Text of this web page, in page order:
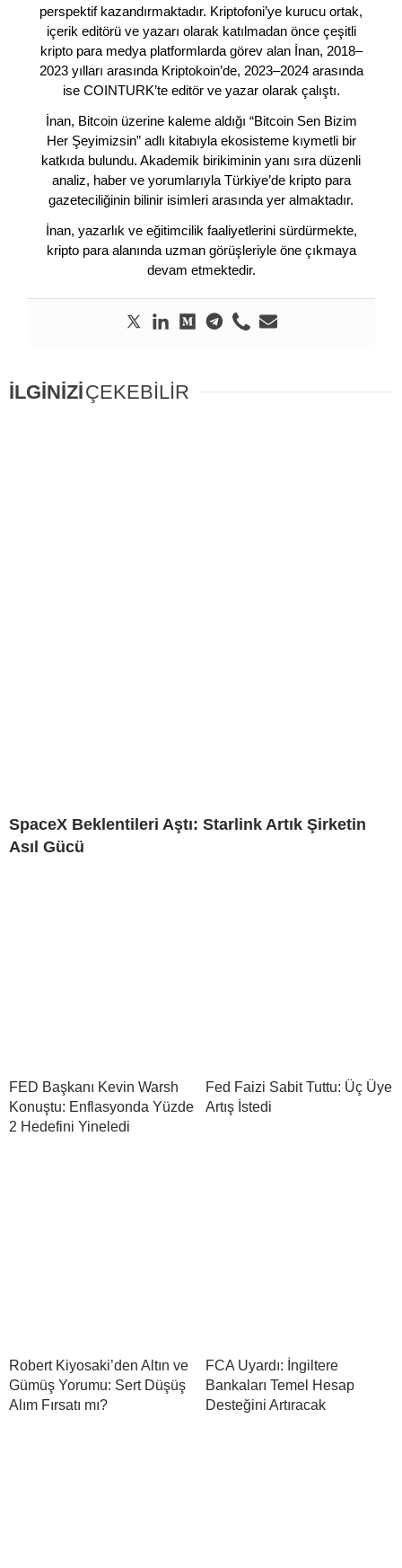
perspektif kazandırmaktadır. Kriptofoni’ye kurucu ortak,
içerik editörü ve yazarı olarak katılmadan önce çeşitli
kripto para medya platformlarda görev alan İnan, 2018–
2023 yılları arasında Kriptokoin’de, 2023–2024 arasında
ise COINTURK’te editör ve yazar olarak çalıştı.
İnan, Bitcoin üzerine kaleme aldığı “Bitcoin Sen Bizim
Her Şeyimizsin” adlı kitabıyla ekosisteme kıymetli bir
katkıda bulundu. Akademik birikiminin yanı sıra düzenli
analiz, haber ve yorumlarıyla Türkiye’de kripto para
gazeteciliğinin bilinir isimleri arasında yer almaktadır.
İnan, yazarlık ve eğitimcilik faaliyetlerini sürdürmekte,
kripto para alanında uzman görüşleriyle öne çıkmaya
devam etmektedir.
İLGİNİZİÇEKEBİLİR
SpaceX Beklentileri Aştı: Starlink Artık Şirketin
Asıl Gücü
FED Başkanı Kevin Warsh
Konuştu: Enflasyonda Yüzde
2 Hedefini Yineledi
Fed Faizi Sabit Tuttu: Üç Üye
Artış İstedi
Robert Kiyosaki’den Altın ve
Gümüş Yorumu: Sert Düşüş
Alım Fırsatı mı?
FCA Uyardı: İngiltere
Bankaları Temel Hesap
Desteğini Artıracak